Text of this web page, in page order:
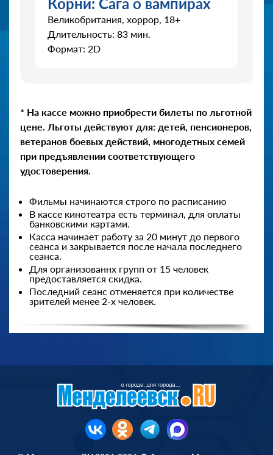
Великобритания, хоррор, 18+
Длительность: 83 мин.
Формат: 2D
* На кассе можно приобрести билеты по льготной
цене. Льготы действуют для: детей, пенсионеров,
ветеранов боевых действий, многодетных семей
при предъявлении соответствующего
удостоверения.
Фильмы начинаются строго по расписанию
В кассе кинотеатра есть терминал, для оплаты
банковскими картами.
Касса начинает работу за 20 минут до первого
сеанса и закрывается после начала последнего
сеанса.
Для организованнх групп от 15 человек
предоставляется скидка.
Последний сеанс отменяется при количестве
зрителей менее 2-х человек.